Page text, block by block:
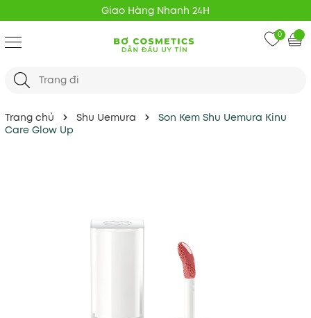
Giao Hàng Nhanh 24H
0
Trang chủ Shu Uemura
Son Kem Shu Uemura Kinu
Care Glow Up